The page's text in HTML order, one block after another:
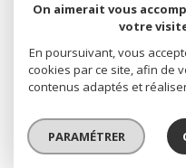
© 2026 | Tous droits
Plan du site- Mentions légales
un seul site
On aimerait vous
votre
En poursuivant, vous
cookies par ce site, afin de
contenus adaptés et
PARAMÉTRER